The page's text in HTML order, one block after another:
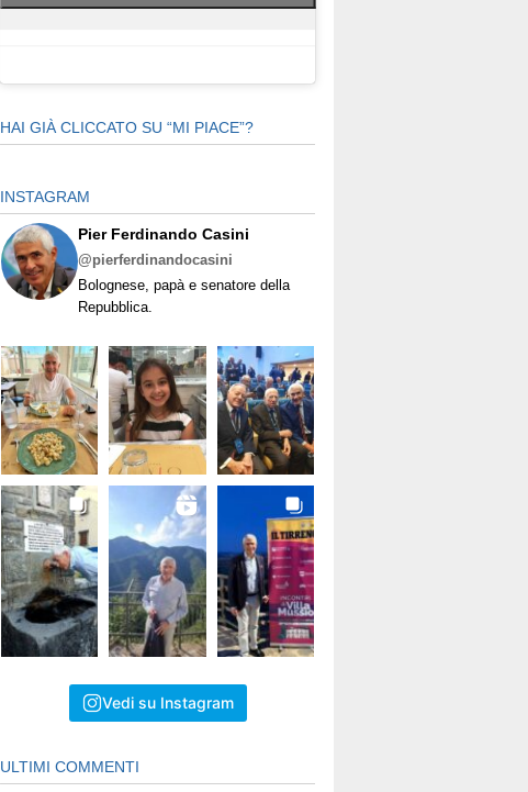
HAI GIÀ CLICCATO SU “MI PIACE”?
INSTAGRAM
Pier Ferdinando Casini
@pierferdinandocasini
Bolognese, papà e senatore della
Repubblica.
Vedi su Instagram
ULTIMI COMMENTI